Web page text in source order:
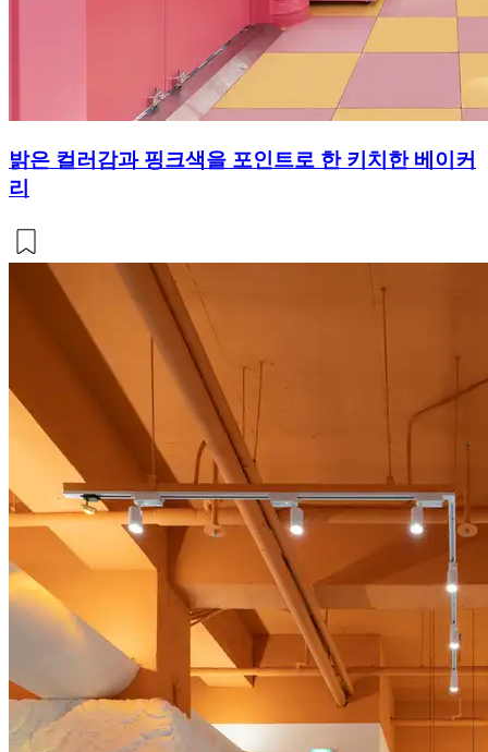
밝은 컬러감과 핑크색을 포인트로 한 키치한 베이커
리